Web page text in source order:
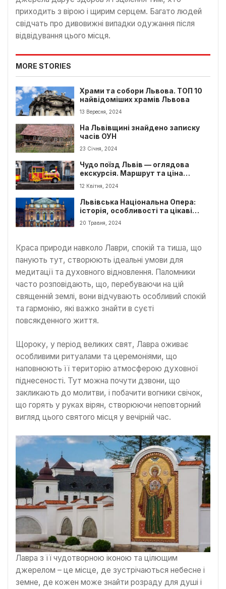
приходить з вірою і щирим серцем. Багато людей
свідчать про дивовижні випадки одужання після
відвідування цього місця.
MORE STORIES
Храми та собори Львова. ТОП 10
найвідоміших храмів Львова
13 Вересня, 2024
На Львівщині знайдено записку
часів ОУН
23 Січня, 2024
Чудо поїзд Львів — оглядова
екскурсія. Маршрут та ціна
квитків
12 Квітня, 2024
Львівська Національна Опера:
історія, особливості та цікаві
факти
20 Травня, 2024
Краса природи навколо Лаври, спокій та тиша, що
панують тут, створюють ідеальні умови для
медитації та духовного відновлення. Паломники
часто розповідають, що, перебуваючи на цій
священній землі, вони відчувають особливий спокій
та гармонію, які важко знайти в суєті
повсякденного життя.
Щороку, у період великих свят, Лавра оживає
особливими ритуалами та церемоніями, що
наповнюють її територію атмосферою духовної
піднесеності. Тут можна почути дзвони, що
закликають до молитви, і побачити вогники свічок,
що горять у руках вірян, створюючи неповторний
вигляд цього святого місця у вечірній час.
Лавра з її чудотворною іконою та цілющим
джерелом – це місце, де зустрічаються небесне і
земне, де кожен може знайти розраду для душі і